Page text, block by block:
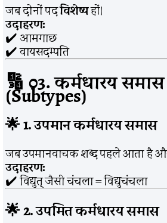
जब दोनों पदविशेष्यहों।
उदाहरण:
✔️ आमगाछ
✔️ वायसदम्पति
🔢 03. कर्मधारय
(Subtypes)
🌟1. उपमान कर्मधारय समास
जब उपमानवाचक शब्द पहले आता है
उदाहरण:
✔️ विद्युत् जैसी चंचला = विद्युचंचला
🌟2. उपमित कर्मधारय समास